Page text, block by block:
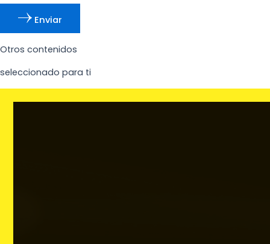
Enviar
Otros contenidos
seleccionado para ti